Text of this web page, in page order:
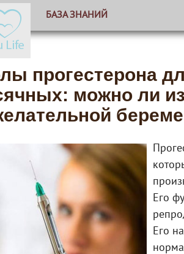
БАЗА ЗНАНИЙ
прогестерона
можно ли
Его
Его